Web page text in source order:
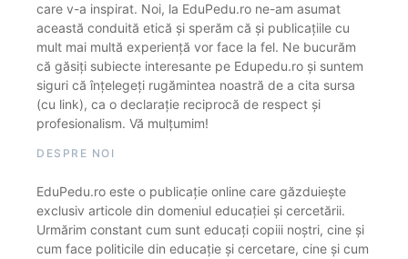
care v-a inspirat. Noi, la EduPedu.ro ne-am asumat
această conduită etică și sperăm că și publicațiile cu
mult mai multă experiență vor face la fel. Ne bucurăm
că găsiți subiecte interesante pe Edupedu.ro și suntem
siguri că înțelegeți rugămintea noastră de a cita sursa
(cu link), ca o declarație reciprocă de respect și
profesionalism. Vă mulțumim!
DESPRE NOI
EduPedu.ro este o publicație online care găzduiește
exclusiv articole din domeniul educației și cercetării.
Urmărim constant cum sunt educați copiii noștri, cine și
cum face politicile din educație și cercetare, cine și cum